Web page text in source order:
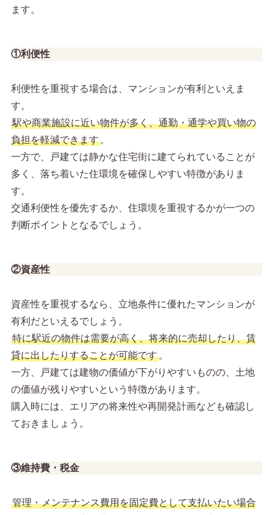
ます。
①利便性
利便性を重視する場合は、マンションが有利といえま
す。
駅や商業施設に近い物件が多く、通勤・通学や買い物の
負担を軽減できます。
一方で、戸建ては静かな住宅街に建てられていることが
多く、落ち着いた住環境を確保しやすい特徴がありま
す。
交通利便性を優先するか、住環境を重視するかが一つの
判断ポイントとなるでしょう。
②資産性
資産性を重視するなら、立地条件に優れたマンションが
有利だといえるでしょう。
特に駅近の物件は需要が高く、将来的に売却したり、賃
貸に出したりすることが可能です。
一方、戸建ては建物の価値が下がりやすいものの、土地
の価値が残りやすいという特徴があります。
購入時には、エリアの将来性や再開発計画なども確認し
ておきましょう。
③維持費・税金
管理・メンテナンス費用を固定費として支払いたい場合